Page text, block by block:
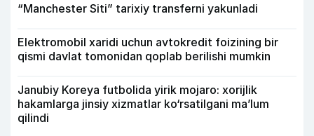
“Manchester Siti” tarixiy transferni yakunladi
Elektromobil xaridi uchun avtokredit foizining bir
qismi davlat tomonidan qoplab berilishi mumkin
Janubiy Koreya futbolida yirik mojaro: xorijlik
hakamlarga jinsiy xizmatlar ko‘rsatilgani ma’lum
qilindi